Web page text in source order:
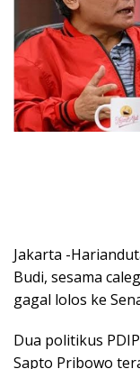
Jakarta -
Budi, sesama
gagal lolos ke
Dua politikus
Sapto Pribowo